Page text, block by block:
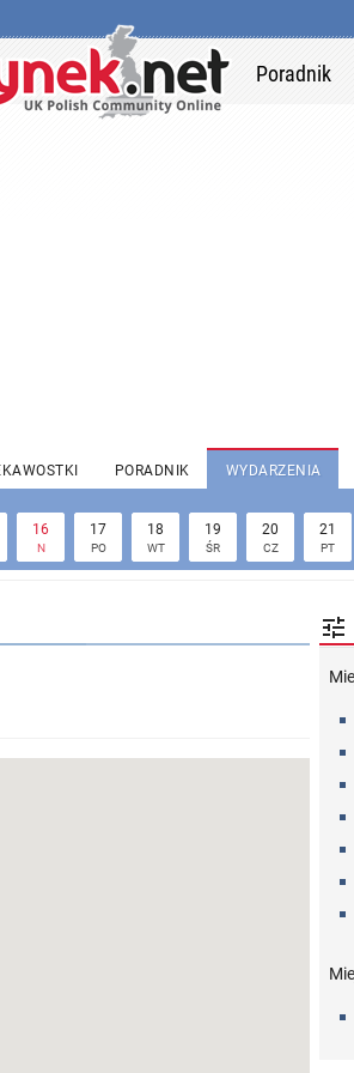
Poradnik
PORADNIK WYDARZENIA
16
N
17
PO
18
WT
19
ŚR
20
CZ
21
PT
